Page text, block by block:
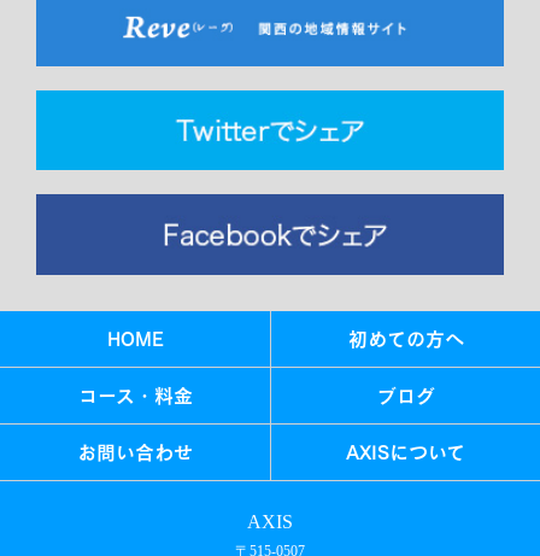
HOME 初めての方へ
コース・料金 ブログ
お問い合わせ AXISについて
AXIS
〒515-0507